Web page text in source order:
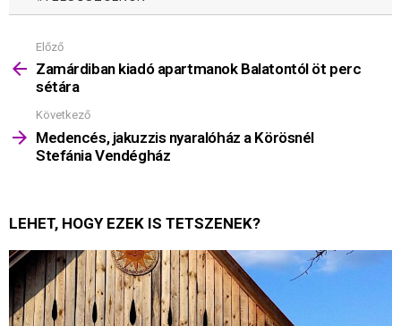
Mutass
többet
Előző
Zamárdiban kiadó apartmanok Balatontól öt perc
sétára
Következő
Medencés, jakuzzis nyaralóház a Körösnél
Stefánia Vendégház
LEHET, HOGY EZEK IS TETSZENEK?